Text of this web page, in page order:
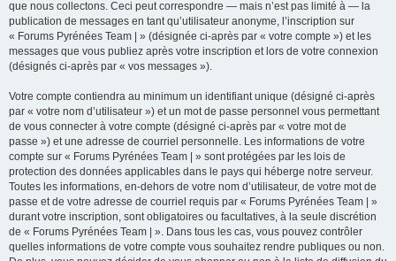
que nous collectons. Ceci peut correspondre — mais n’est pas limité à — la
publication de messages en tant qu’utilisateur anonyme, l’inscription sur
« Forums Pyrénées Team | » (désignée ci-après par « votre compte ») et les
messages que vous publiez après votre inscription et lors de votre connexion
(désignés ci-après par « vos messages »).
Votre compte contiendra au minimum un identifiant unique (désigné ci-après
par « votre nom d’utilisateur ») et un mot de passe personnel vous permettant
de vous connecter à votre compte (désigné ci-après par « votre mot de
passe ») et une adresse de courriel personnelle. Les informations de votre
compte sur « Forums Pyrénées Team | » sont protégées par les lois de
protection des données applicables dans le pays qui héberge notre serveur.
Toutes les informations, en-dehors de votre nom d’utilisateur, de votre mot de
passe et de votre adresse de courriel requis par « Forums Pyrénées Team | »
durant votre inscription, sont obligatoires ou facultatives, à la seule discrétion
de « Forums Pyrénées Team | ». Dans tous les cas, vous pouvez contrôler
quelles informations de votre compte vous souhaitez rendre publiques ou non.